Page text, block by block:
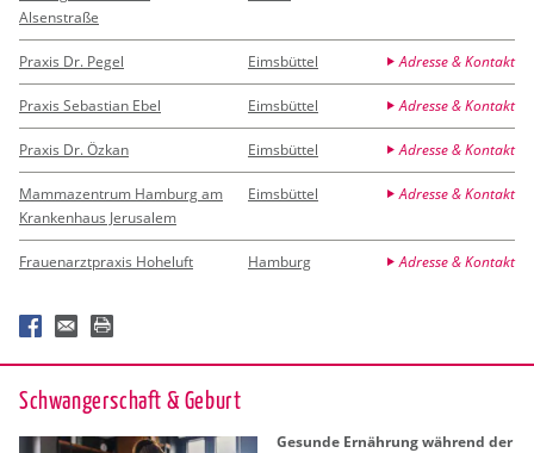
Alsenstraße
Praxis Dr. Pegel Eimsbüttel Adresse & Kontakt
Praxis Sebastian Ebel Eimsbüttel Adresse & Kontakt
Praxis Dr. Özkan Eimsbüttel Adresse & Kontakt
Mammazentrum Hamburg am
Krankenhaus Jerusalem
Eimsbüttel Adresse & Kontakt
Frauenarztpraxis Hoheluft Hamburg Adresse & Kontakt
Schwan­ger­schaft & Ge­burt
Ge­sun­de Er­näh­rung wäh­rend der